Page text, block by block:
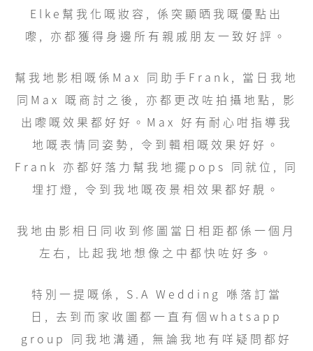
Elke幫我化嘅妝容, 係突顯晒我嘅優點出
嚟, 亦都獲得身邊所有親戚朋友一致好評。
幫我地影相嘅係Max 同助手Frank, 當日我地
同Max 嘅商討之後, 亦都更改咗拍攝地點, 影
出嚟嘅效果都好好。Max 好有耐心咁指導我
地嘅表情同姿勢, 令到輯相嘅效果好好。
Frank 亦都好落力幫我地擺pops 同就位, 同
埋打燈, 令到我地嘅夜景相效果都好靚。
我地由影相日同收到修圖當日相距都係一個月
左右, 比起我地想像之中都快咗好多。
特別一提嘅係, S.A Wedding 喺落訂當
日, 去到而家收圖都一直有個whatsapp
group 同我地溝通, 無論我地有咩疑問都好